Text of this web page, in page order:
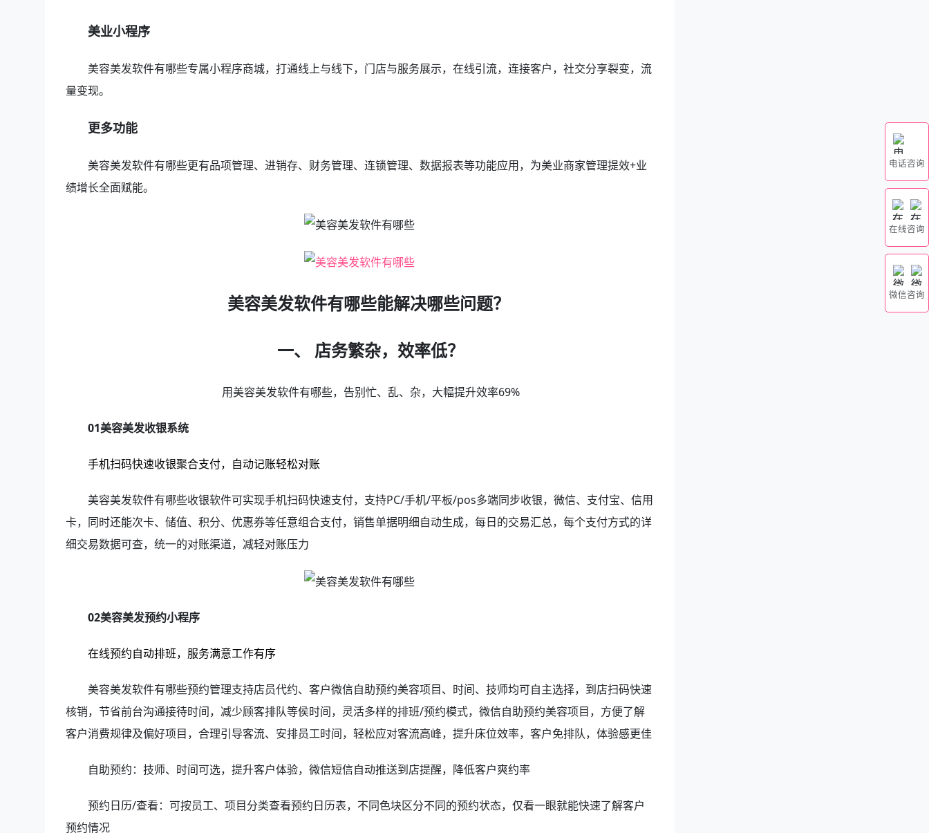
美业小程序
美容美发软件有哪些专属小程序商城，打通线上与线下，门店与服务展示，在线引流，连接客户，社交分享裂变，流
量变现。
更多功能
美容美发软件有哪些更有品项管理、进销存、财务管理、连锁管理、数据报表等功能应用，为美业商家管理提效+业
绩增长全面赋能。
美容美发软件有哪些能解决哪些问题？
一、 店务繁杂，效率低？
用美容美发软件有哪些，告别忙、乱、杂，大幅提升效率69%
01美容美发收银系统
手机扫码快速收银聚合支付，自动记账轻松对账
美容美发软件有哪些收银软件可实现手机扫码快速支付，支持PC/手机/平板/pos多端同步收银，微信、支付宝、信用
卡，同时还能次卡、储值、积分、优惠券等任意组合支付，销售单据明细自动生成，每日的交易汇总，每个支付方式的详
细交易数据可查，统一的对账渠道，减轻对账压力
02美容美发预约小程序
在线预约自动排班，服务满意工作有序
美容美发软件有哪些预约管理支持店员代约、客户微信自助预约美容项目、时间、技师均可自主选择，到店扫码快速
核销，节省前台沟通接待时间，减少顾客排队等侯时间，灵活多样的排班/预约模式，微信自助预约美容项目，方便了解
客户消费规律及偏好项目，合理引导客流、安排员工时间，轻松应对客流高峰，提升床位效率，客户免排队，体验感更佳
自助预约：技师、时间可选，提升客户体验，微信短信自动推送到店提醒，降低客户爽约率
预约日历/查看：可按员工、项目分类查看预约日历表，不同色块区分不同的预约状态，仅看一眼就能快速了解客户
预约情况
电话咨询
在线咨询
微信咨询